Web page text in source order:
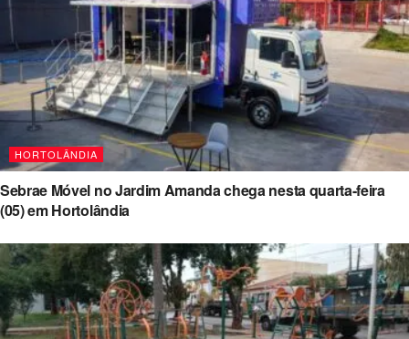
HORTOLÂNDIA
Sebrae Móvel no Jardim Amanda chega nesta quarta-feira
(05) em Hortolândia